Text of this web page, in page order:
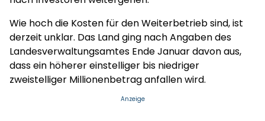
Wie hoch die Kosten für den Weiterbetrieb sind, ist
derzeit unklar. Das Land ging nach Angaben des
Landesverwaltungsamtes Ende Januar davon aus,
dass ein höherer einstelliger bis niedriger
zweistelliger Millionenbetrag anfallen wird.
Anzeige